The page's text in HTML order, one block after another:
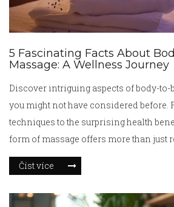
5 Fascinating Facts About
Massage: A Wellness Journey
Discover intriguing aspects of body-to-
you might not have considered before.
techniques to the surprising health
form of massage offers more than just
about its therapeutic impact, cultural
differs from other massage practices.
Číst více